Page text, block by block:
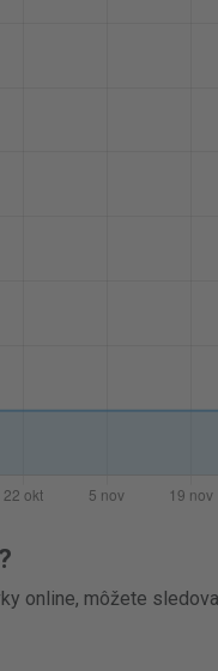
online, môžete